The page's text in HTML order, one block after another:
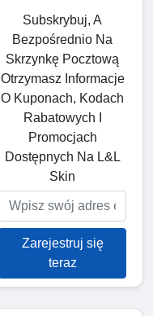
Subskrybuj, A
Bezpośrednio Na
Skrzynkę Pocztową
Otrzymasz Informacje
O Kuponach, Kodach
Rabatowych I
Promocjach
Dostępnych Na L&L
Skin
Zarejestruj się
teraz